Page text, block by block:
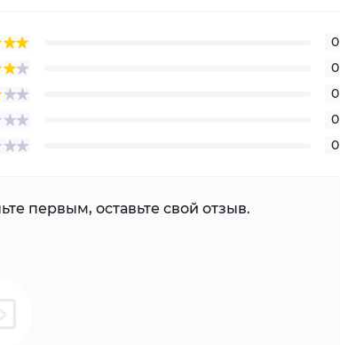
0
0
0
0
0
первым, оставьте свой отзыв.